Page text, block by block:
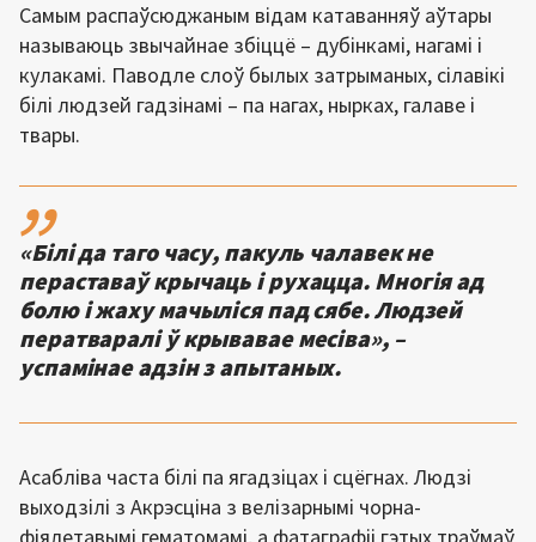
Самым распаўсюджаным відам катаванняў аўтары
называюць звычайнае збіццё – дубінкамі, нагамі і
кулакамі. Паводле слоў былых затрыманых, сілавікі
білі людзей гадзінамі – па нагах, нырках, галаве і
твары.
,,
«Білі да таго часу, пакуль чалавек не
пераставаў крычаць і рухацца. Многія ад
болю і жаху мачыліся пад сябе. Людзей
ператваралі ў крывавае месіва», –
успамінае адзін з апытаных.
Асабліва часта білі па ягадзіцах і сцёгнах. Людзі
выходзілі з Акрэсціна з велізарнымі чорна-